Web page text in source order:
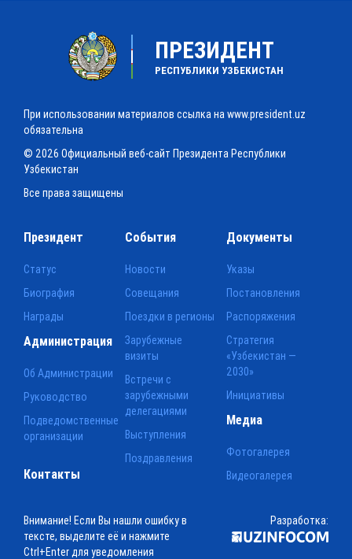
ПРЕЗИДЕНТ
РЕСПУБЛИКИ УЗБЕКИСТАН
При использовании материалов ссылка на www.president.uz
обязательна
© 2026 Официальный веб-сайт Президента Республики
Узбекистан
Все права защищены
Президент
Статус
Биография
Награды
События
Новости
Совещания
Поездки в регионы
Зарубежные
визиты
Встречи с
зарубежными
делегациями
Выступления
Поздравления
Документы
Указы
Постановления
Распоряжения
Стратегия
«Узбекистан —
2030»
Инициативы
Администрация
Об Администрации
Руководство
Подведомственные
организации
Медиа
Фотогалерея
Видеогалерея
Контакты
Внимание! Если Вы нашли ошибку в
тексте, выделите её и нажмите
Ctrl+Enter для уведомления
Разработка: